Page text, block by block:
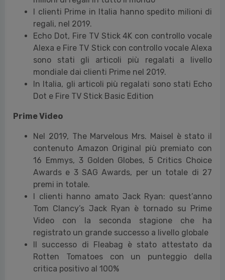
I clienti Prime in Italia hanno spedito milioni di
regali, nel 2019.
Echo Dot, Fire TV Stick 4K con controllo vocale
Alexa e Fire TV Stick con controllo vocale Alexa
sono stati gli articoli più regalati a livello
mondiale dai clienti Prime nel 2019.
In Italia, gli articoli più regalati sono stati Echo
Dot e Fire TV Stick Basic Edition
Prime Video
Nel 2019, The Marvelous Mrs. Maisel è stato il
contenuto Amazon Original più premiato con
16 Emmys, 3 Golden Globes, 5 Critics Choice
Awards e 3 SAG Awards, per un totale di 27
premi in totale.
I clienti hanno amato Jack Ryan: quest’anno
Tom Clancy’s Jack Ryan è tornado su Prime
Video con la seconda stagione che ha
registrato un grande successo a livello globale
Il successo di Fleabag è stato attestato da
Rotten Tomatoes con un punteggio della
critica positivo al 100%